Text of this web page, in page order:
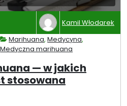
Kamil Włodarek
Marihuana,Medycyna,
Medyczna marihuana
— w jakich
stosowana